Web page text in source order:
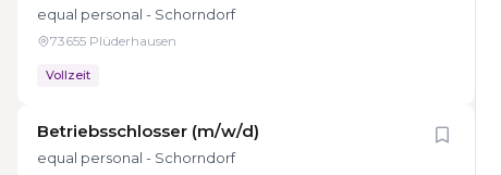
equal personal - Schorndorf
73655 Plüderhausen
Vollzeit
Betriebsschlosser (m/w/d)
equal personal - Schorndorf